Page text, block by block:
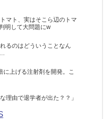
マト、実はそこら辺のトマ
明して大問題にw
るのはどういうことなん
上げる注射剤を開発。こ
理由で退学者が出た？？」